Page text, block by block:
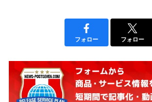
フォロー フォロー